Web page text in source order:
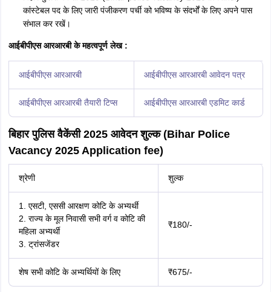
2025
तक
बजे
2025
तक
3 अगस्त,
2025
दोपहर 12:00 बजे से 2:00 बजे
तक
सुबह 9:30
बजे
IBPS PO के महत्वपूर्ण लेख :
आईबीपीएस क्लर्क आवेदन पत्र आईबीपीएस पीओ रिजल्ट
आईबीपीएस पीओ पात्रता मानदंड आईबीपीएस क्लर्क
बिहार पुलिस वैकेंसी 2025 (Constable Post Bihar
police vacancy 2025 in Hindi) : बिहार पुलिस
कांस्टेबल 2025 आवेदन प्रक्रिया
बिहार पुलिस वैकेंसी (Bihar police vacancy in Hindi) के लिए बिहार पुलिस